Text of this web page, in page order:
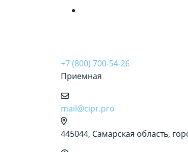
+7 (800) 700-54-26
Приемная
mail@cipr.pro
445044, Самарская область,